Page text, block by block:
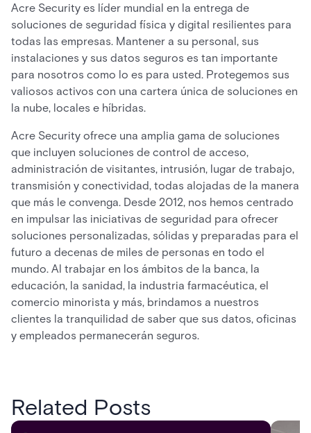
Acre Security es líder mundial en la entrega de
soluciones de seguridad física y digital resilientes para
todas las empresas. Mantener a su personal, sus
instalaciones y sus datos seguros es tan importante
para nosotros como lo es para usted. Protegemos sus
valiosos activos con una cartera única de soluciones en
la nube, locales e híbridas.
Acre Security ofrece una amplia gama de soluciones
que incluyen soluciones de control de acceso,
administración de visitantes, intrusión, lugar de trabajo,
transmisión y conectividad, todas alojadas de la manera
que más le convenga. Desde 2012, nos hemos centrado
en impulsar las iniciativas de seguridad para ofrecer
soluciones personalizadas, sólidas y preparadas para el
futuro a decenas de miles de personas en todo el
mundo. Al trabajar en los ámbitos de la banca, la
educación, la sanidad, la industria farmacéutica, el
comercio minorista y más, brindamos a nuestros
clientes la tranquilidad de saber que sus datos, oficinas
y empleados permanecerán seguros.
Related Posts